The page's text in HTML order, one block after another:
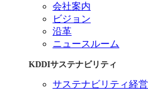
会社案内
ビジョン
沿革
ニュースルーム
KDDIサステナビリティ
サステナビリティ経営